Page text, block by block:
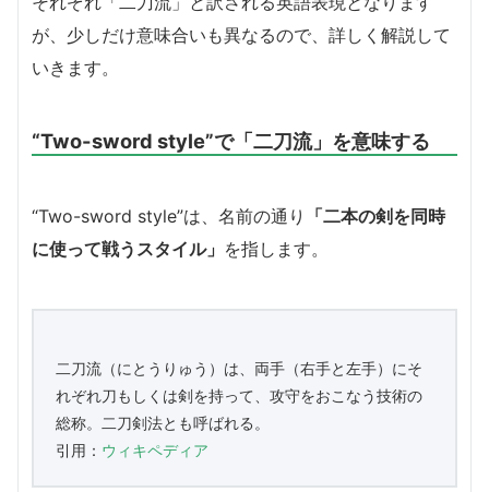
が、少しだけ意味合いも異なるので、詳しく解説して
いきます。
“Two-sword style”で「二刀流」を意味する
“Two-sword style”は、名前の通り
「二本の剣を同時
に使って戦うスタイル」 を指します。
二刀流（にとうりゅう）は、両手（右手と左手）にそ
れぞれ刀もしくは剣を持って、攻守をおこなう技術の
総称。二刀剣法とも呼ばれる。
引用： ウィキペディア